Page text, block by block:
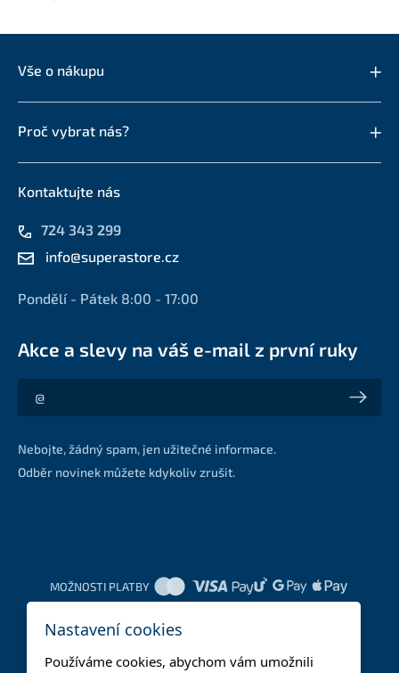
Vše o nákupu
Proč vybrat nás?
Kontaktujte nás
724 343 299
info@superastore.cz
Pondělí - Pátek 8:00 - 17:00
Akce a slevy na váš e-mail z první ruky
Akce a slevy na váš e-mail z první ruky
Nebojte, žádný spam, jen užitečné informace.
Odběr novinek můžete kdykoliv zrušit.
MOŽNOSTI PLATBY
Nastavení cookies
Používáme cookies, abychom vám umožnili